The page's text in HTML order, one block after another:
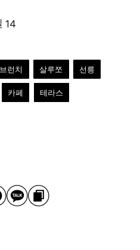
14
브런치 살루쪼 선릉
카페 테라스